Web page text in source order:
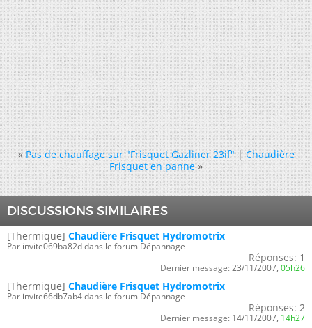
« Pas de chauffage sur "Frisquet Gazliner 23if"|Chaudière
Frisquet en panne »
DISCUSSIONS SIMILAIRES
[Thermique] Chaudière Frisquet Hydromotrix
Par invite069ba82d dans le forum Dépannage
Réponses: 1
Dernier message: 23/11/2007, 05h26
[Thermique] Chaudière Frisquet Hydromotrix
Par invite66db7ab4 dans le forum Dépannage
Réponses: 2
Dernier message: 14/11/2007, 14h27